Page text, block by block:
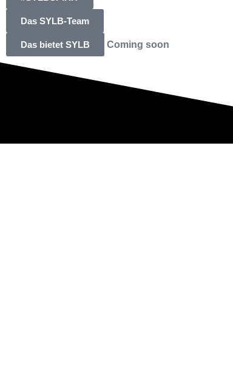
Das SYLB-Team
Das bietet SYLB Coming soon